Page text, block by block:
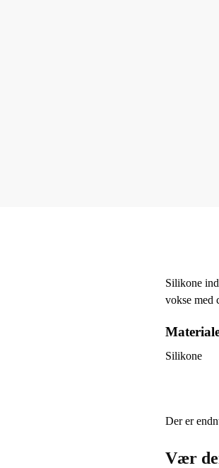
Silikone
vokse med
Silikone
Der er
Vær